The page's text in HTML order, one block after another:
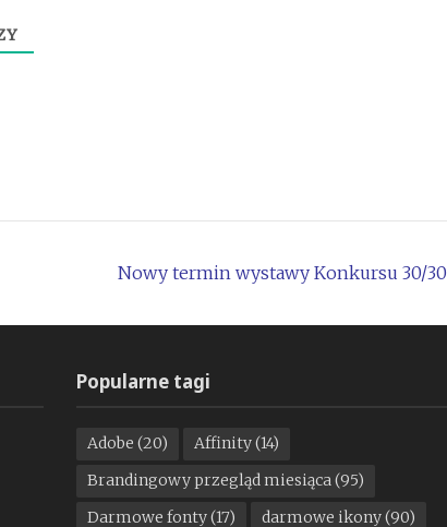
Nowy termin wystawy Konkursu 30/30
Popularne tagi
Adobe (20) Affinity(14)
Brandingowy przegląd miesiąca(95)
Darmowe fonty(17) darmowe ikony(90)